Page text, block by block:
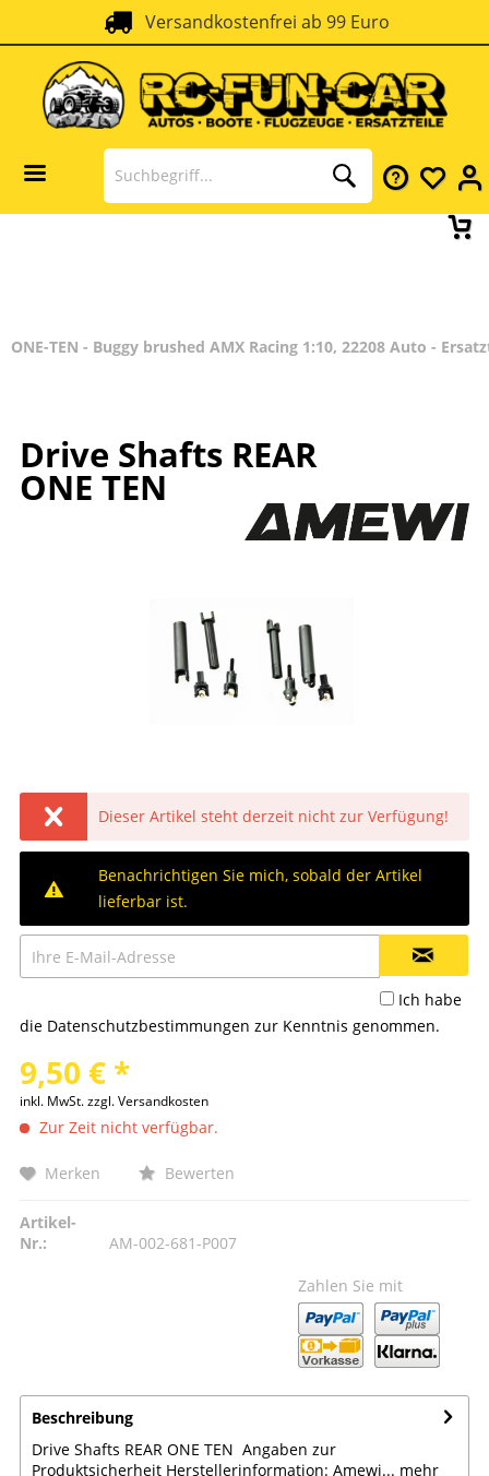
Versandkostenfrei ab 99 Euro
ONE-TEN - Buggy brushed AMX Racing 1:10, 22208 Auto -
Drive Shafts REAR
ONE TEN
Dieser Artikel steht derzeit nicht zur Verfügung!
Benachrichtigen Sie mich, sobald der Artikel
lieferbar ist.
Ich habe
die Datenschutzbestimmungen zur Kenntnis genommen.
9,50 € *
inkl. MwSt.zzgl. Versandkosten
Zur Zeit nicht verfügbar.
Merken Bewerten
Artikel-
Nr.:
AM-002-681-P007
Zahlen Sie mit
Beschreibung
Drive Shafts REAR ONE TEN Angaben zur
Produktsicherheit Herstellerinformation: Amewi... mehr